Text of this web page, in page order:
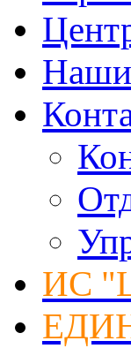
Наши
ИС